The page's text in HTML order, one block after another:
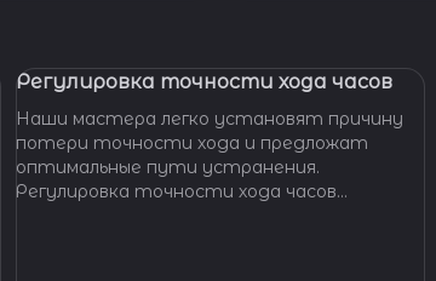
Регулировка точности хода часов
Наши мастера легко установят причину
потери точности хода и предложат
оптимальные пути устранения.
Регулировка точности хода часов